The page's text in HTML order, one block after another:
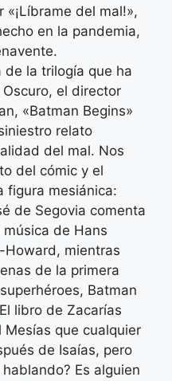
«¡Líbrame del mal!»,
en la pandemia,
de la trilogía que ha
el director
«Batman Begins»
relato
del mal. Nos
del cómic y el
figura mesiánica:
de Segovia comenta
de Hans
Howard, mientras
de la primera
Batman
libro de Zacarías
que cualquier
de Isaías, pero
Es alguien